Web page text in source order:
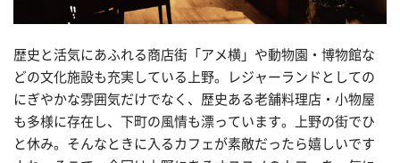
歴史と活気にあふれる商店街「アメ横」や動物園・博物館な
どの文化施設も充実している上野。レジャーランドとしての
にぎやかな雰囲気だけでなく、歴史ある老舗料理店・小物屋
も多様に存在し、下町の風情も漂っています。上野の街でひ
と休み。そんなときに入るカフェが素敵だったら嬉しいです